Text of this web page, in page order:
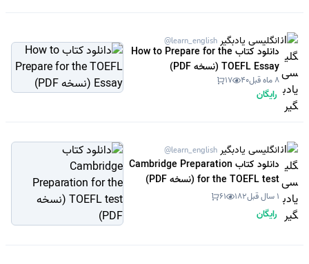
انگلیسی یادبگیر @learn_english
دانلود کتاب How to Prepare for the
TOEFL Essay (نسخه PDF)
8 ماه قبل 40
17
رایگان
انگلیسی یادبگیر @learn_english
دانلود کتاب Cambridge Preparation
for the TOEFL test (نسخه PDF)
1 سال قبل 182
61
رایگان